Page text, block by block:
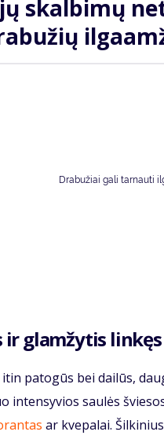
skalbimų
Drabužiai gali tarnauti
ir glamžytis
patogūs bei dailūs,
intensyvios saulės
ar kvepalai.